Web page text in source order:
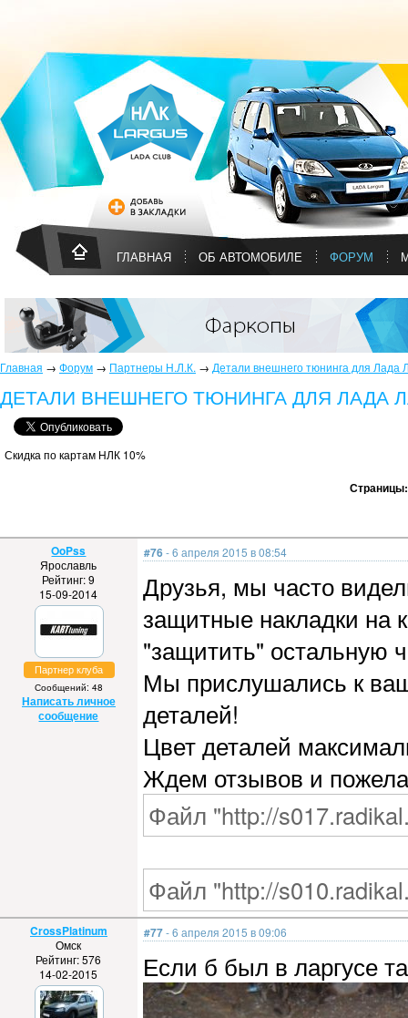
ГЛАВНАЯ ОБ АВТОМОБИЛЕ ФОРУМ
Главная → Форум → Партнеры Н.Л.К. → Детали внешнего тюнинга для Лада
ДЕТАЛИ ВНЕШНЕГО ТЮНИНГА ДЛЯ ЛАДА
Скидка по картам НЛК 10%
OoPss
Ярославль
Рейтинг: 9
15-09-2014
Партнер клуба
Сообщений: 48
Написать личное
сообщение
#76- 6 апреля 2015 в 08:54
Друзья, мы часто
защитные накладки на
"защитить" остальную
Мы прислушались к
деталей!
Цвет деталей
Ждем отзывов и
Файл "http://
Файл "http://
CrossPlatinum
Омск
Рейтинг: 576
14-02-2015
#77- 6 апреля 2015 в 09:06
Если б был в ларгусе